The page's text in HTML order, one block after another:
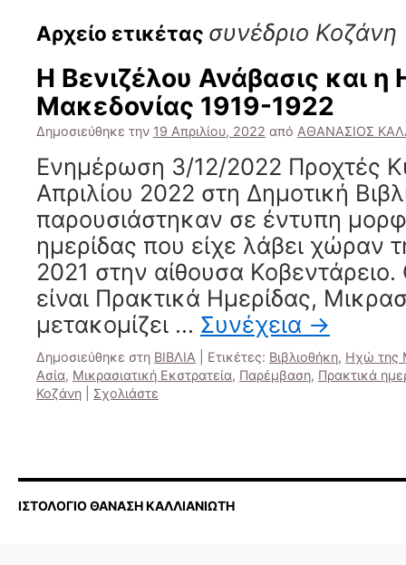
Αρχείο ετικέτας συνέδριο Κοζάνη
Η Βενιζέλου Ανάβασις και
Μακεδονίας 1919-1922
Δημοσιεύθηκε την 19 Απριλίου, 2022 από ΑΘΑΝΑΣΙΟΣ
Ενημέρωση 3/12/2022 Προχτές
Απριλίου 2022 στη Δημοτική
παρουσιάστηκαν σε έντυπη
ημερίδας που είχε λάβει χώραν
2021 στην αίθουσα Κοβεντάρειο.
είναι Πρακτικά Ημερίδας,
μετακομίζει … Συνέχεια →
Δημοσιεύθηκε στη ΒΙΒΛΙΑ Ετικέτες: Βιβλιοθήκη, Ηχώ της
Ασία, Μικρασιατική Εκστρατεία, Παρέμβαση, Πρακτικά
Κοζάνη
Σχολιάστε
ΙΣΤΟΛΟΓΙΟ ΘΑΝΑΣΗ ΚΑΛΛΙΑΝΙΩΤΗ